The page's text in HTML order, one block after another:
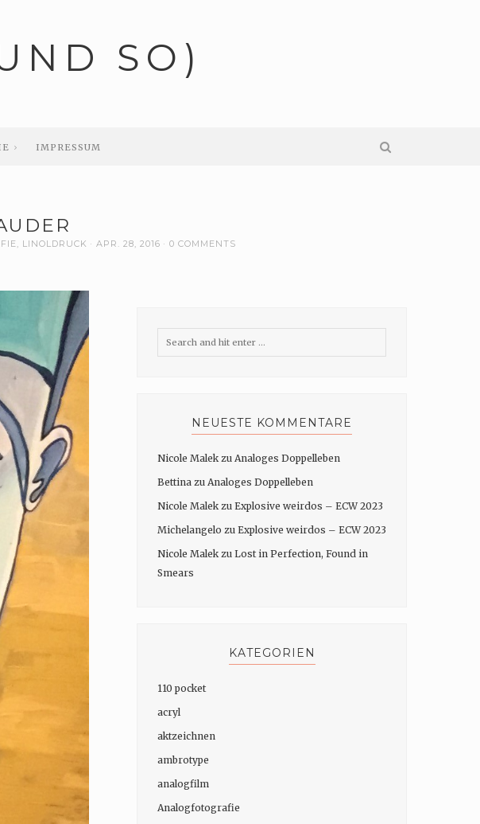
SO)
IMPRESSUM
, LINOLDRUCK APR. 28, 2016 0 COMMENTS
NEUESTE KOMMENTARE
Nicole Malek zu Analoges Doppelleben
Bettina zu Analoges Doppelleben
Nicole Malek zu Explosive weirdos – ECW 2023
Michelangelo zu Explosive weirdos – ECW 2023
Nicole Malek zu Lost in Perfection, Found in
Smears
KATEGORIEN
110 pocket
acryl
aktzeichnen
ambrotype
analogfilm
Analogfotografie